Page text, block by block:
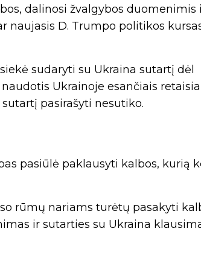
dalinosi žvalgybos duomenimis
naujasis D. Trumpo politikos
sudaryti su Ukraina sutartį dėl
Ukrainoje esančiais
pasirašyti nesutiko.
pasiūlė paklausyti kalbos, kurią
rūmų nariams turėtų pasakyti
ir sutarties su Ukraina